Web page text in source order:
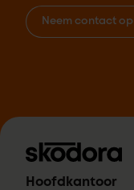
Neem contact op
Hoofdkantoor